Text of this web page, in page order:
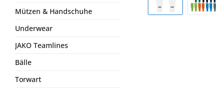
Mützen & Handschuhe
Underwear
JAKO Teamlines
Bälle
Torwart